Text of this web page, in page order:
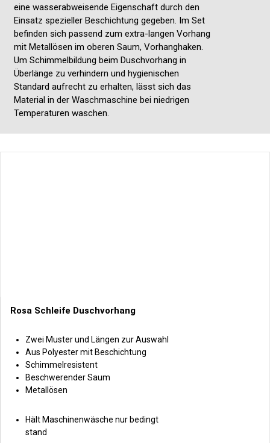
eine wasserabweisende Eigenschaft durch den
Einsatz spezieller Beschichtung gegeben. Im Set
befinden sich passend zum extra-langen Vorhang
mit Metallösen im oberen Saum, Vorhanghaken.
Um Schimmelbildung beim Duschvorhang in
Überlänge zu verhindern und hygienischen
Standard aufrecht zu erhalten, lässt sich das
Material in der Waschmaschine bei niedrigen
Temperaturen waschen.
Rosa Schleife Duschvorhang
Zwei Muster und Längen zur Auswahl
Aus Polyester mit Beschichtung
Schimmelresistent
Beschwerender Saum
Metallösen
Hält Maschinenwäsche nur bedingt
stand